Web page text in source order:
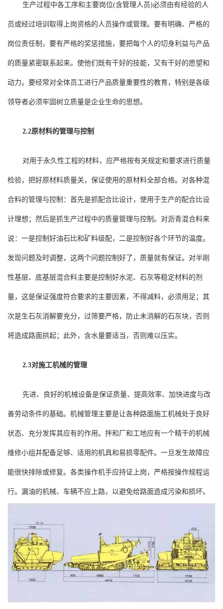
生产过程中各工序和主要岗位(含管理人员)必须由有经验的人
员或经过培训取得上岗资格的人员操作或管理。要有明确、严格的
岗位责任制，要有严格的奖惩措施，要把每个人的切身利益与产品
的质量紧密联系起来。使他们既有干好的技能，又有干好的愿望和
动力。要经常对全体员工进行产品质量重要性的教育，特别是各级
领导者必须牢固树立质量是企业生命的思想。
2.2原材料的管理与控制
对用于永久性工程的材料，应严格按有关规定和要求进行质量
检验，把好原材料质量关，保证使用的原材料全部合格。对各种混
合料的管理与控制：首先是抓配合比设计，使用于生产的配合比设
计理想；然后是抓生产过程中的质量管理与控制。对沥青混合料来
说：一是控制好油石比和矿料级配，二是控制好各个环节的温度。
发现问题及时调整，这两个问题控制好了，质量就有保证。对半刚
性基层、底基层混合料主要是控制好水泥、石灰等稳定材料的剂
量，这是保证强度符合要求的主要因素，不得减料，必须用足；其
次是生石灰消解要充分，过筛要严格，防止未消解的石灰块，否则
将造成路面拱起；此外，含水量要适当，否则难以压实。
2.3对施工机械的管理
先进、良好的机械设备是保证质量、提高效率、加快进度与改
善劳动条件的基础。机械管理主要是让各种路面施工机械处于良好
状态、充分发挥其应有的作用。拌和厂和工地应有一个精干的机械
维修小组并配备足够、适用的机具和易损零配件。一旦发生故障应
能很快排除或修复。各类操作机手应持证上岗，严格按操作规程运
行。漏油的机械、车辆不应上路，以避免给路面造成污染和损坏。